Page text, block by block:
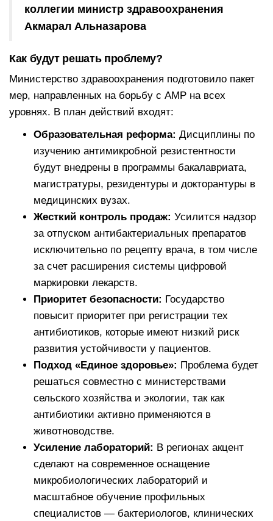
коллегии министр здравоохранения
Акмарал Альназарова
Как будут решать проблему?
Министерство здравоохранения подготовило пакет
мер, направленных на борьбу с АМР на всех
уровнях. В план действий входят:
Образовательная реформа: Дисциплины по
изучению антимикробной резистентности
будут внедрены в программы бакалавриата,
магистратуры, резидентуры и докторантуры в
медицинских вузах.
Жесткий контроль продаж: Усилится надзор
за отпуском антибактериальных препаратов
исключительно по рецепту врача, в том числе
за счет расширения системы цифровой
маркировки лекарств.
Приоритет безопасности: Государство
повысит приоритет при регистрации тех
антибиотиков, которые имеют низкий риск
развития устойчивости у пациентов.
Подход «Единое здоровье»: Проблема будет
решаться совместно с министерствами
сельского хозяйства и экологии, так как
антибиотики активно применяются в
животноводстве.
Усиление лабораторий: В регионах акцент
сделают на современное оснащение
микробиологических лабораторий и
масштабное обучение профильных
специалистов — бактериологов, клинических